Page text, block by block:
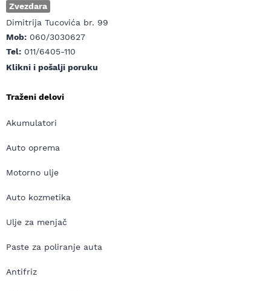
Zvezdara
Dimitrija Tucovića br. 99
Mob: 060/3030627
Tel: 011/6405-110
Klikni i pošalji poruku
Traženi delovi
Akumulatori
Auto oprema
Motorno ulje
Auto kozmetika
Ulje za menjač
Paste za poliranje auta
Antifriz